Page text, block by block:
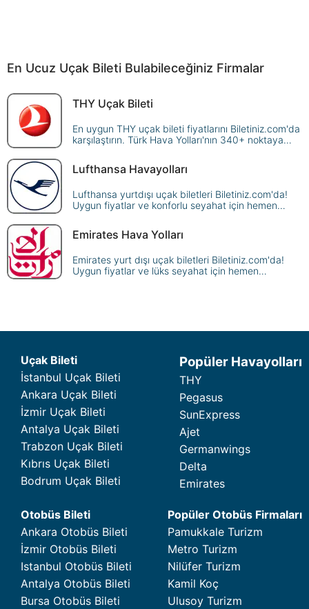
En Ucuz Uçak Bileti Bulabileceğiniz Firmalar
THY Uçak Bileti
En uygun THY uçak bileti fiyatlarını Biletiniz.com'da
karşılaştırın. Türk Hava Yolları'nın 340+ noktaya
güvenle rezerve edin!
Lufthansa Havayolları
Lufthansa yurtdışı uçak biletleri Biletiniz.com'da!
Uygun fiyatlar ve konforlu seyahat için hemen
Emirates Hava Yolları
Emirates yurt dışı uçak biletleri Biletiniz.com'da!
Uygun fiyatlar ve lüks seyahat için hemen
Uçak Bileti
İstanbul Uçak Bileti
Ankara Uçak Bileti
İzmir Uçak Bileti
Antalya Uçak Bileti
Trabzon Uçak Bileti
Kıbrıs Uçak Bileti
Bodrum Uçak Bileti
Popüler Havayolları
THY
Pegasus
SunExpress
Ajet
Germanwings
Delta
Emirates
Otobüs Bileti
Ankara Otobüs Bileti
İzmir Otobüs Bileti
Istanbul Otobüs Bileti
Antalya Otobüs Bileti
Bursa Otobüs Bileti
Popüler Otobüs Firmaları
Pamukkale Turizm
Metro Turizm
Nilüfer Turizm
Kamil Koç
Ulusoy Turizm